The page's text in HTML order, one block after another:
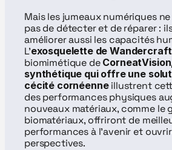
Mais les jumeaux numériques
pas de détecter et de réparer :
améliorer aussi les capacités
L’exosquelette de Wandercraft
biomimétique de
synthétique qui offre une
cécité cornéenne illustrent
des performances physiques
nouveaux matériaux, comme le
biomatériaux, offriront de
performances à l’avenir et
perspectives.